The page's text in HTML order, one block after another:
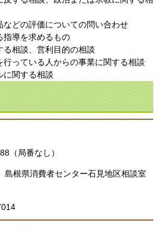
などの評価についての問い合わせ
指導を求めるもの
相談、営利目的の相談
っている人からの事業に関する相談
に関する相談
（局番なし）
根県消費者センター石見地区相談室